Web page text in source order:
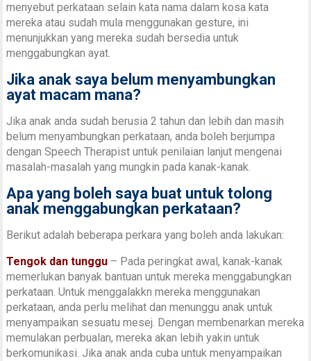
menyebut perkataan selain kata nama dalam kosa kata
mereka atau sudah mula menggunakan gesture, ini
menunjukkan yang mereka sudah bersedia untuk
menggabungkan ayat.
Jika anak saya belum menyambungkan
ayat macam mana?
Jika anak anda sudah berusia 2 tahun dan lebih dan masih
belum menyambungkan perkataan, anda boleh berjumpa
dengan Speech Therapist untuk penilaian lanjut mengenai
masalah-masalah yang mungkin pada kanak-kanak.
Apa yang boleh saya buat untuk tolong
anak menggabungkan perkataan?
Berikut adalah beberapa perkara yang boleh anda lakukan:
Tengok dan tunggu – Pada peringkat awal, kanak-kanak
memerlukan banyak bantuan untuk mereka menggabungkan
perkataan. Untuk menggalakkn mereka menggunakan
perkataan, anda perlu melihat dan menunggu anak untuk
menyampaikan sesuatu mesej. Dengan membenarkan mereka
memulakan perbualan, mereka akan lebih yakin untuk
berkomunikasi. Jika anak anda cuba untuk menyampaikan